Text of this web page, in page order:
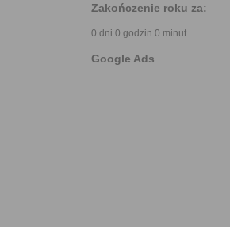
Zakończenie roku za:
0 dni 0 godzin 0 minut
Google Ads